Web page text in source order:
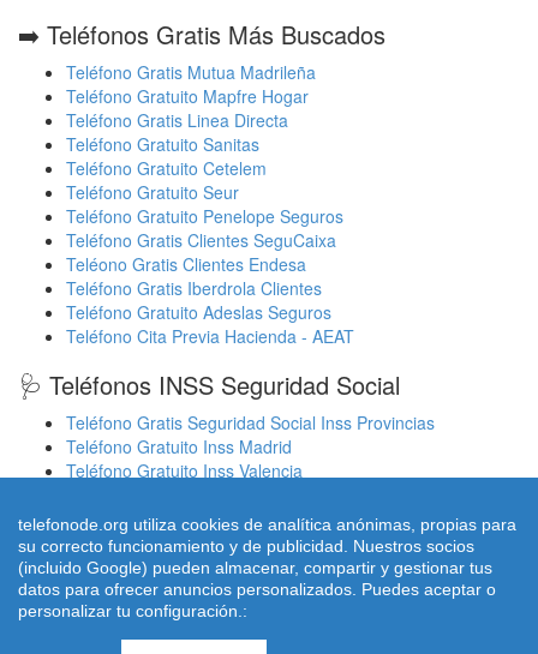
➡️ Teléfonos Gratis Más Buscados
Teléfono Gratis Mutua Madrileña
Teléfono Gratuito Mapfre Hogar
Teléfono Gratis Linea Directa
Teléfono Gratuito Sanitas
Teléfono Gratuito Cetelem
Teléfono Gratuito Seur
Teléfono Gratuito Penelope Seguros
Teléfono Gratis Clientes SeguCaixa
Teléono Gratis Clientes Endesa
Teléfono Gratis Iberdrola Clientes
Teléfono Gratuito Adeslas Seguros
Teléfono Cita Previa Hacienda - AEAT
🩺 Teléfonos INSS Seguridad Social
Teléfono Gratis Seguridad Social Inss Provincias
Teléfono Gratuito Inss Madrid
Teléfono Gratuito Inss Valencia
Cita Previa Médicos Euskadi Osakidetza Osanet
Cita Previa Sas Intersas Andalucia
© 2026 telefonode.org |
telefonode.org utiliza cookies de analítica anónimas, propias para
su correcto funcionamiento y de publicidad. Nuestros socios
(incluido Google) pueden almacenar, compartir y gestionar tus
datos para ofrecer anuncios personalizados. Puedes aceptar o
personalizar tu configuración.: